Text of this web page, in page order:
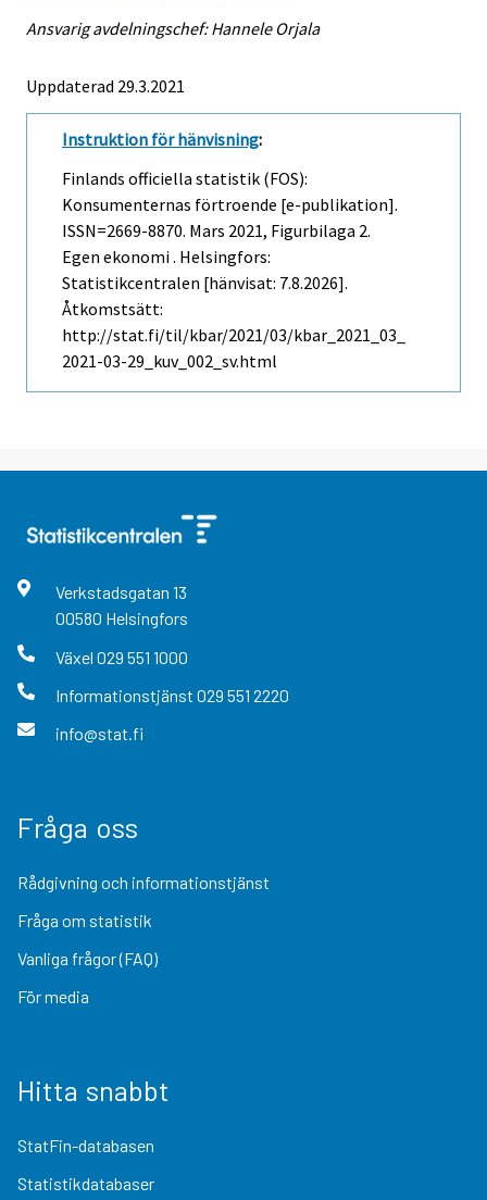
Ansvarig avdelningschef: Hannele Orjala
Uppdaterad 29.3.2021
Instruktion för hänvisning:
Finlands officiella statistik (FOS):
Konsumenternas förtroende [e-publikation].
ISSN=2669-8870. Mars 2021, Figurbilaga 2.
Egen ekonomi . Helsingfors:
Statistikcentralen [hänvisat: 7.8.2026].
Åtkomstsätt:
http://stat.fi/til/kbar/2021/03/kbar_2021_03_
2021-03-29_kuv_002_sv.html
Verkstadsgatan 13
00580 Helsingfors
Växel 029 551 1000
Informationstjänst 029 551 2220
info@stat.fi
Fråga oss
Rådgivning och informationstjänst
Fråga om statistik
Vanliga frågor (FAQ)
För media
Hitta snabbt
StatFin-databasen
Statistikdatabaser